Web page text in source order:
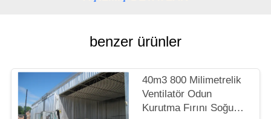
POLICY
benzer ürünler
40m3 800 Milimetrelik
Ventilatör Odun
Kurutma Fırını Soğuk